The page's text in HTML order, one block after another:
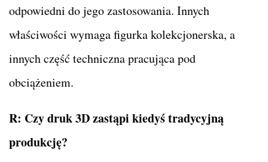
odpowiedni do jego zastosowania. Innych
właściwości wymaga figurka kolekcjonerska, a
innych część techniczna pracująca pod
obciążeniem.
R: Czy druk 3D zastąpi kiedyś tradycyjną
produkcję?